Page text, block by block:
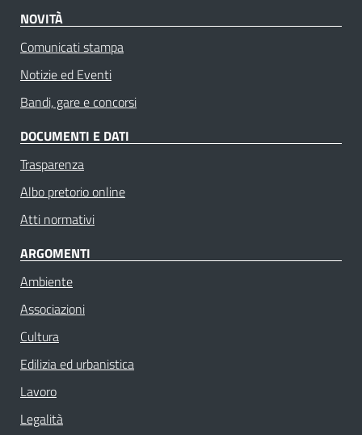
NOVITÀ
Comunicati stampa
Notizie ed Eventi
Bandi, gare e concorsi
DOCUMENTI E DATI
Trasparenza
Albo pretorio online
Atti normativi
ARGOMENTI
Ambiente
Associazioni
Cultura
Edilizia ed urbanistica
Lavoro
Legalità